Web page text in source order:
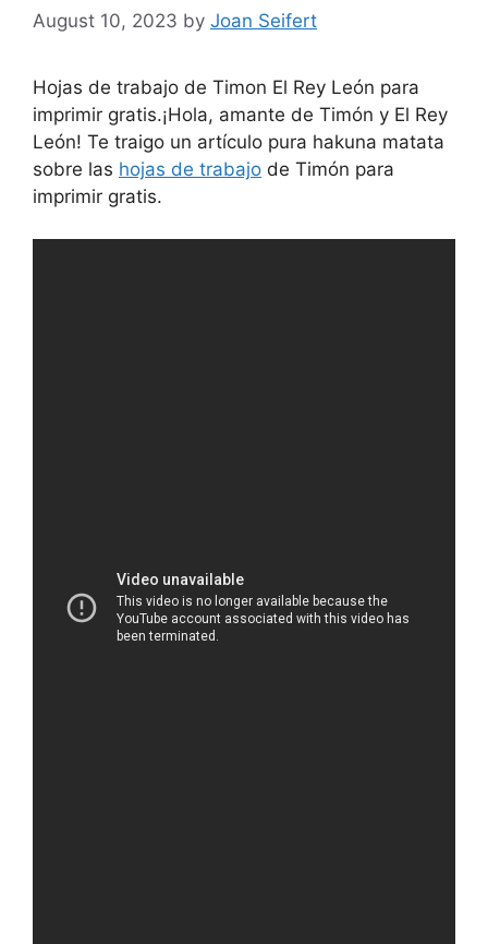
August 10, 2023 by Joan Seifert
Hojas de trabajo de Timon El Rey León para
imprimir gratis.¡Hola, amante de Timón y El Rey
León! Te traigo un artículo pura hakuna matata
sobre las hojas de trabajo de Timón para
imprimir gratis.